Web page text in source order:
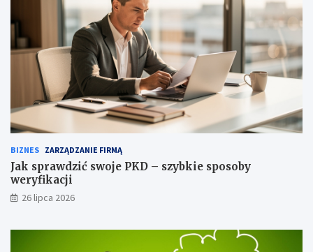
BIZNES ZARZĄDZANIE FIRMĄ
Jak sprawdzić swoje PKD – szybkie sposoby
weryfikacji
26 lipca 2026